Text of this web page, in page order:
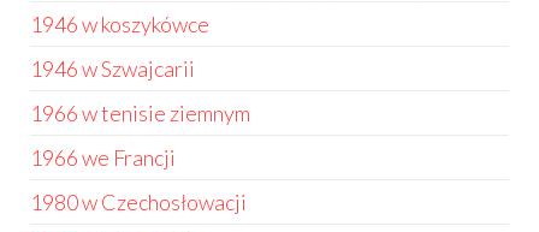
1946 w koszykówce
1946 w Szwajcarii
1966 w tenisie ziemnym
1966 we Francji
1980 w Czechosłowacji